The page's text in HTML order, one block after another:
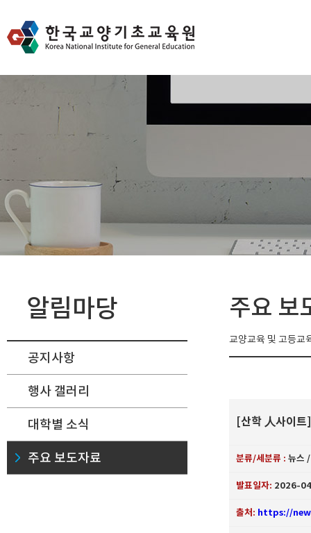
알림마당
공지사항
행사 갤러리
대학별 소식
주요 보도자료
주요 보
교양교육 및 고등교
[산학 人사이
분류/세분류 : 뉴스
발표일자: 2026-
출처: https://